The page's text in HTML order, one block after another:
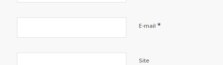
E-mail *
Site